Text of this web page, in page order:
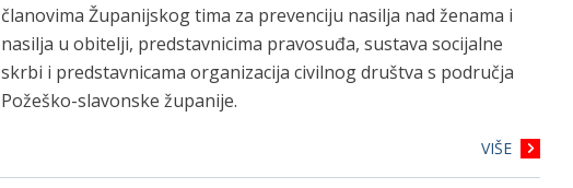
članovima Županijskog tima za prevenciju nasilja nad ženama i
nasilja u obitelji, predstavnicima pravosuđa, sustava socijalne
skrbi i predstavnicama organizacija civilnog društva s područja
Požeško-slavonske županije.
VIŠE